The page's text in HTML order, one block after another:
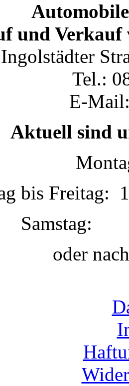
und Verkauf
Ingolstädter
Tel.:
E-
Aktuell sind
bis Freitag:
oder